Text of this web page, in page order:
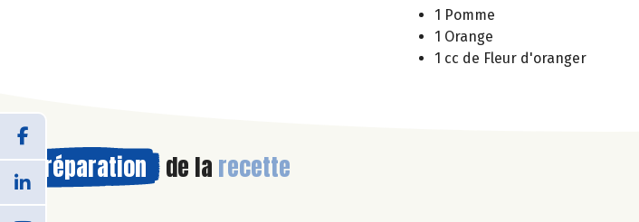
1 Pomme
1 Orange
1 cc de Fleur d'oranger
Préparation de la recette